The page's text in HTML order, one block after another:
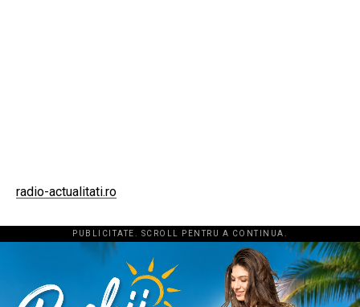
radio-actualitati.ro
PUBLICITATE. SCROLL PENTRU A CONTINUA.